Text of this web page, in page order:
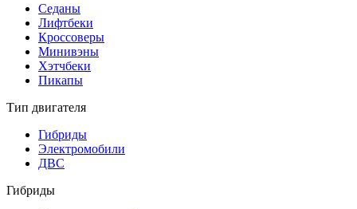
Седаны
Лифтбеки
Кроссоверы
Минивэны
Хэтчбеки
Пикапы
Тип двигателя
Гибриды
Электромобили
ДВС
Гибриды